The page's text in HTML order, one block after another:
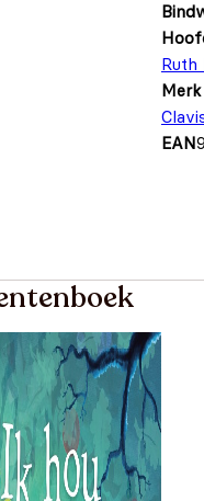
Ruth
Merk
EAN